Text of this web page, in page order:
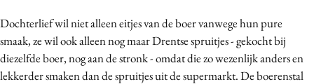
Influencer marketing
Interne communicatie
Martech
Dochterlief wil niet alleen eitjes van de boer vanwege hun pure
smaak, ze wil ook alleen nog maar Drentse spruitjes - gekocht bij
diezelfde boer, nog aan de stronk - omdat die zo wezenlijk anders en
lekkerder smaken dan de spruitjes uit de supermarkt. De boerenstal